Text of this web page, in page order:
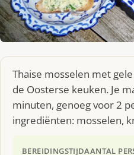
Thaise mosselen met
de Oosterse keuken. Je
minuten, genoeg voor 2
ingrediënten: mosselen,
BEREIDINGSTIJDAANTAL